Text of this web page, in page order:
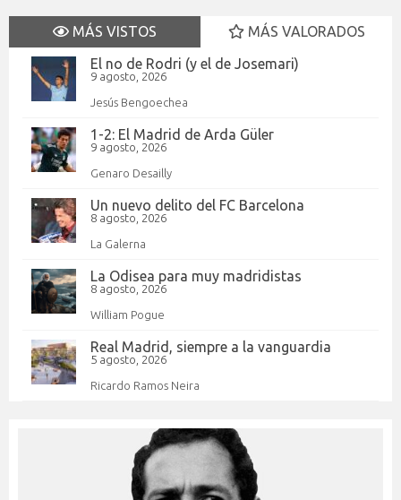
MÁS VISTOS
MÁS VALORADOS
El no de Rodri (y el de Josemari)
9 agosto, 2026
Jesús Bengoechea
1-2: El Madrid de Arda Güler
9 agosto, 2026
Genaro Desailly
Un nuevo delito del FC Barcelona
8 agosto, 2026
La Galerna
La Odisea para muy madridistas
8 agosto, 2026
William Pogue
Real Madrid, siempre a la vanguardia
5 agosto, 2026
Ricardo Ramos Neira